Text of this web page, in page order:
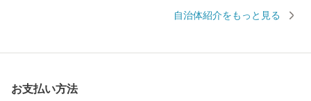
立公園に属する三瓶山や多くの温泉があります。 世界遺産「石見
自治体紹介をもっと見る
お支払い方法